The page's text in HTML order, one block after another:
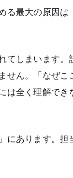
最大の原因は
てしまいます。
せん。「なぜこ
は全く理解でき
にあります。担